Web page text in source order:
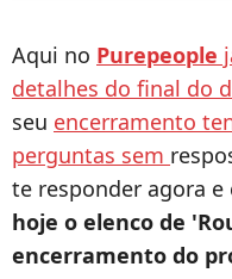
Aqui no Purepeople
detalhes do final do
seu encerramento
perguntas sem
te responder agora e
hoje o elenco de
encerramento do